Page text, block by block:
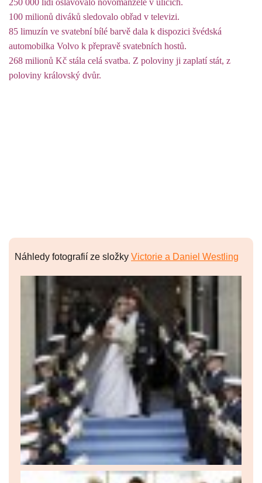
250 000 lidí oslavovalo novomanžele v ulicích.
100 milionů diváků sledovalo obřad v televizi.
85 limuzín ve svatební bílé barvě dala k dispozici švédská
automobilka Volvo k přepravě svatebních hostů.
268 milionů Kč stála celá svatba. Z poloviny ji zaplatí stát, z
poloviny královský dvůr.
Náhledy fotografií ze složky Victorie a Daniel Westling